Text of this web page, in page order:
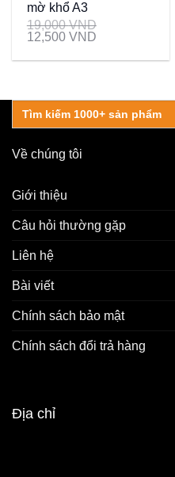
mờ khổ A3
19,000VND
12,500 VND
Search
for:
Về chúng tôi
Giới thiệu
Câu hỏi thường gặp
Liên hệ
Bài viết
Chính sách bảo mật
Chính sách đổi trả hàng
Địa chỉ